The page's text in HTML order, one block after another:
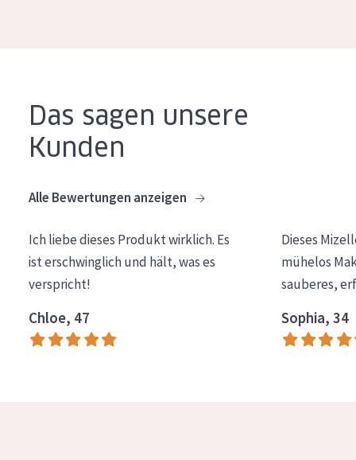
HAUTTYP
Empfindliche Haut
Reife Haut
Der Sonne ausgesetzte Haut
ALTER
Jedes alter
Das sagen unsere
Kunden
Alle Bewertungen anzeigen
Ich liebe dieses Produkt wirklich. Es
ist erschwinglich und hält, was es
verspricht!
Chloe, 47
Dieses
mühelos
sauberes,
Sophia, 34